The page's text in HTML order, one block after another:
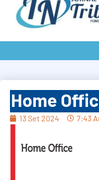
Home
13 Set 2024 7:43